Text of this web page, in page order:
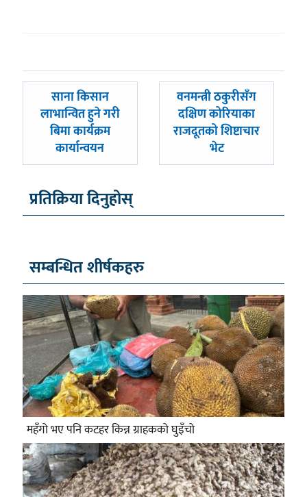
पछिल्लाे
-
साना किसान
लाभान्वित हुने गरी
बिमा कार्यक्रम
कार्यान्वयन
अघिल्लाे
-
वनमन्त्री ठकुरीसँग
दक्षिण कोरियाका
राजदूतको शिष्टाचार
भेट
प्रतिक्रिया दिनुहोस्
सम्बन्धित शीर्षकहरु
महँगो भए पनि कटहर किन्न ग्राहकको घुइँचो